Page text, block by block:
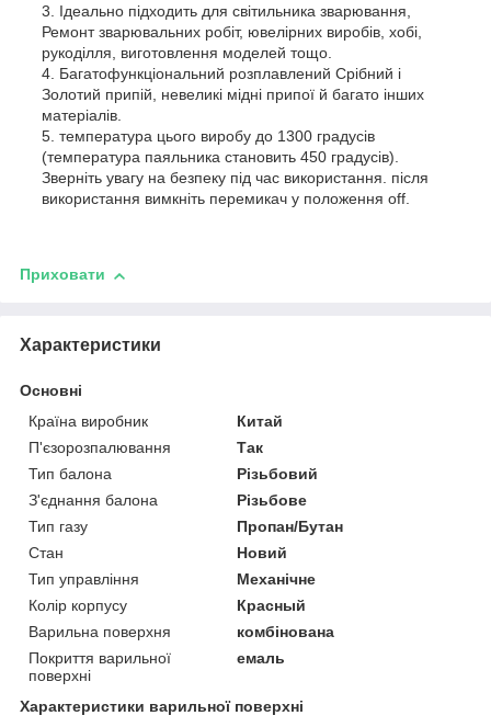
3. Ідеально підходить для світильника зварювання,
Ремонт зварювальних робіт, ювелірних виробів, хобі,
рукоділля, виготовлення моделей тощо.
4. Багатофункціональний розплавлений Срібний і
Золотий припій, невеликі мідні припої й багато інших
матеріалів.
5. температура цього виробу до 1300 градусів
(температура паяльника становить 450 градусів).
Зверніть увагу на безпеку під час використання. після
використання вимкніть перемикач у положення off.
Приховати
Характеристики
Основні
Країна виробник
Китай
П'єзорозпалювання
Так
Тип балона
Різьбовий
З'єднання балона
Різьбове
Тип газу
Пропан/Бутан
Стан
Новий
Тип управління
Механічне
Колір корпусу
Красный
Варильна поверхня
комбінована
Покриття варильної
поверхні
емаль
Характеристики варильної поверхні